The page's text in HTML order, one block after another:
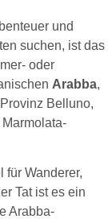
und
suchen, ist das
oder
Arabba,
Belluno,
für Wanderer,
Tat ist es ein
Arabba-